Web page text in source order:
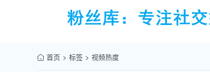
首页 标签 视频热度